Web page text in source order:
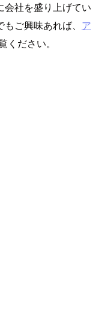
会社を盛り上げてい
ご興味あれば、 ア
ください。